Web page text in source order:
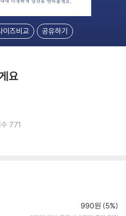
이즈비교 공유하기
요
771
990원 (5%)